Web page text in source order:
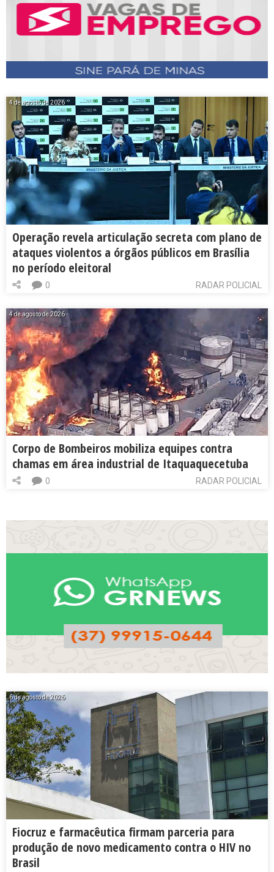
4 de agosto de 2026
Operação revela articulação secreta com plano de
ataques violentos a órgãos públicos em Brasília
no período eleitoral
RADAR POLICIAL
0
4 de agosto de 2026
Corpo de Bombeiros mobiliza equipes contra
chamas em área industrial de Itaquaquecetuba
RADAR POLICIAL
0
6 de agosto de 2026
Fiocruz e farmacêutica firmam parceria para
produção de novo medicamento contra o HIV no
Brasil